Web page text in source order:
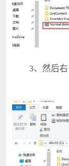
3、然后右击